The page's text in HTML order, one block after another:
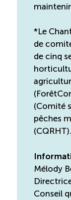
*Le
de
de cinq
(Comité
pêches
(CQRHT).
Mélody
Conseil